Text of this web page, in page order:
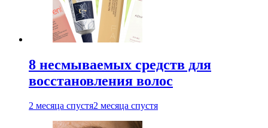
8 несмываемых средств для
восстановления волос
2 месяца спустя2 месяца спустя